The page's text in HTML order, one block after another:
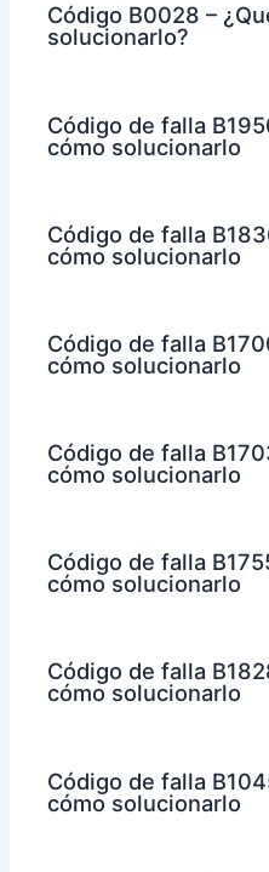
Código B0028 –
solucionarlo?
Código de falla
cómo solucionarlo
Código de falla
cómo solucionarlo
Código de falla
cómo solucionarlo
Código de falla
cómo solucionarlo
Código de falla
cómo solucionarlo
Código de falla
cómo solucionarlo
Código de falla
cómo solucionarlo